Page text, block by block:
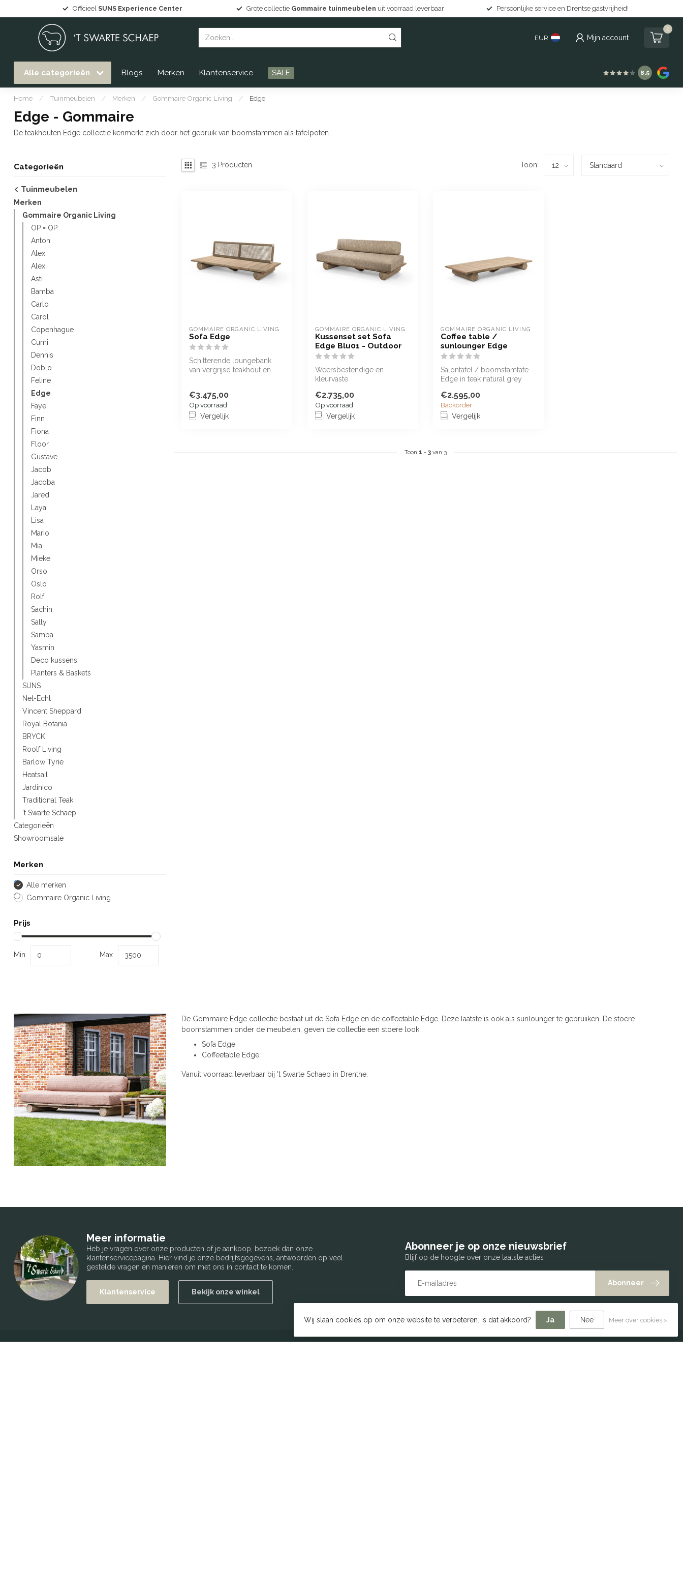
Officieel SUNS Experience Center Grote collectie Gommaire tuinmeubelen uit voorraad leverbaar Persoonlijke service en Drentse gastvrijheid!
EUR Mijn account
0
Alle categorieën Blogs Merken Klantenservice SALE 8.5
Home / Tuinmeubelen / Merken / Gommaire Organic Living / Edge
Edge - Gommaire
De teakhouten Edge collectie kenmerkt zich door het gebruik van boomstammen als tafelpoten.
Categorieën
Tuinmeubelen
Merken
Gommaire Organic Living
OP = OP
Anton
Alex
Alexi
Asti
Bamba
Carlo
Carol
Copenhague
Cumi
Dennis
Doblo
Feline
Edge
Faye
Finn
Fiona
Floor
Gustave
Jacob
Jacoba
Jared
Laya
Lisa
Mario
Mia
Mieke
Orso
Oslo
Rolf
Sachin
Sally
Samba
Yasmin
Deco kussens
Planters & Baskets
SUNS
Net-Echt
Vincent Sheppard
Royal Botania
BRYCK
Roolf Living
Barlow Tyrie
Heatsail
Jardinico
Traditional Teak
't Swarte Schaep
Categorieën
Showroomsale
Merken
Alle merken
Gommaire Organic Living
Prijs
Min Max
3 Producten Toon:
GOMMAIRE ORGANIC LIVING
Sofa Edge
Schitterende loungebank
van vergrijsd teakhout en
€3.475,00
Op voorraad
Vergelijk
GOMMAIRE ORGANIC LIVING
Kussenset set Sofa
Edge Blu01 - Outdoor
Weersbestendige en
kleurvaste
kussenset voor de Sofa
Edge in...
€2.735,00
Op voorraad
Vergelijk
GOMMAIRE ORGANIC LIVING
Coffee table /
sunlounger Edge
Salontafel / boomstamtafe
Edge in teak natural grey
€2.595,00
Backorder
Vergelijk
Toon 1 - 3van 3
De Gommaire Edge collectie bestaat uit de Sofa Edge en de coffeetable Edge. Deze laatste is ook als sunlounger te gebruiiken. De stoere
boomstammen onder de meubelen, geven de collectie een stoere look.
Sofa Edge
Coffeetable Edge
Vanuit voorraad leverbaar bij 't Swarte Schaep in Drenthe.
Meer informatie
Heb je vragen over onze producten of je aankoop, bezoek dan onze
klantenservicepagina. Hier vind je onze bedrijfsgegevens, antwoorden op veel
gestelde vragen en manieren om met ons in contact te komen.
Klantenservice Bekijk onze winkel
Abonneer je op onze nieuwsbrief
Blijf op de hoogte over onze laatste acties
Abonneer
Wij slaan cookies op om onze website te verbeteren. Is dat akkoord? Ja Nee Meer over cookies »